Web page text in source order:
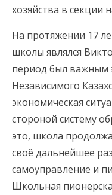
хозяйства в секции
На протяжении 17
школы являлся
период был важным
Независимого
экономическая
стороной систему
это, школа
своё дальнейшее
самоуправление и
Школьная